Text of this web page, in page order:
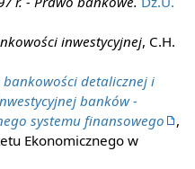
inwestycyjnej, C.H.
bankowości detalicznej i
banków -
systemu finansowego
,
Ekonomicznego w